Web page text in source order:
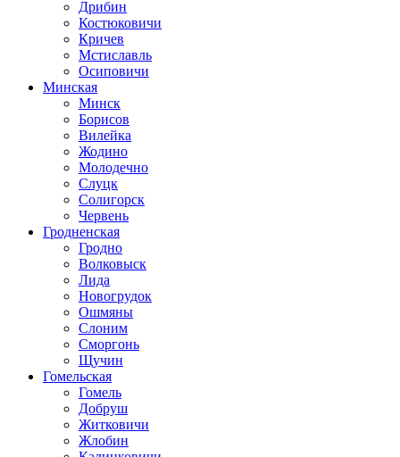
Дрибин
Костюковичи
Кричев
Мстиславль
Осиповичи
Минская
Минск
Борисов
Вилейка
Жодино
Молодечно
Слуцк
Солигорск
Червень
Гродненская
Гродно
Волковыск
Лида
Новогрудок
Ошмяны
Слоним
Сморгонь
Щучин
Гомельская
Гомель
Добруш
Житковичи
Жлобин